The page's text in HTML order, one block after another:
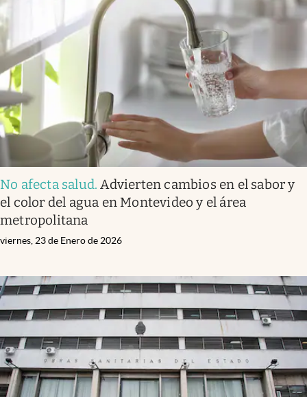
No afecta salud.Advierten cambios en el sabor y
el color del agua en Montevideo y el área
metropolitana
viernes, 23 de Enero de 2026